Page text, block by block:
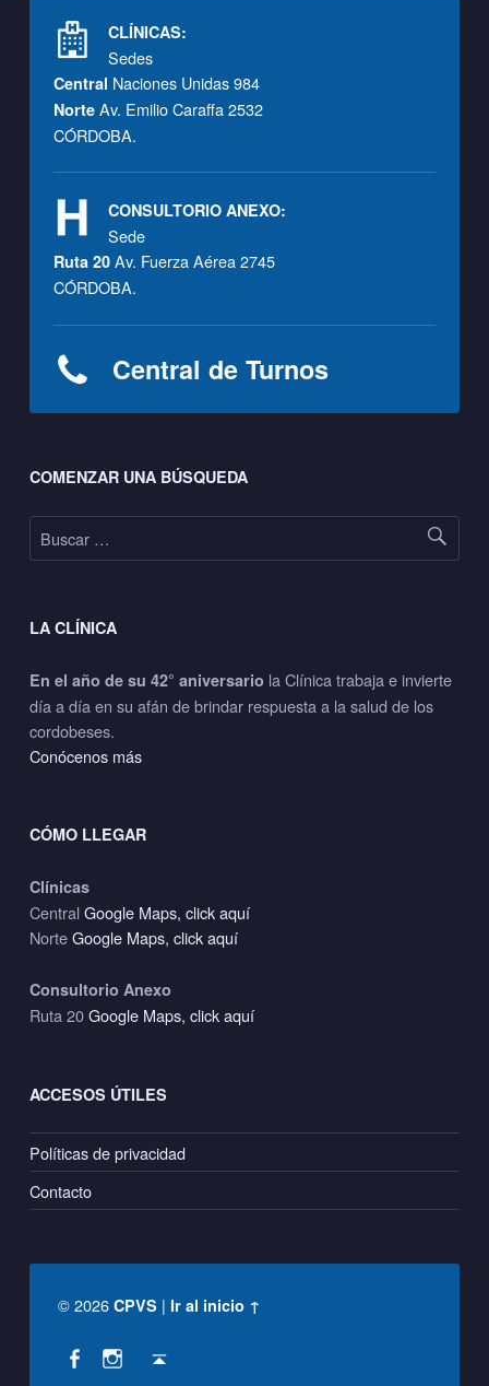
CLÍNICAS:
Sedes
Central Naciones Unidas 984
Norte Av. Emilio Caraffa 2532
CÓRDOBA.
CONSULTORIO ANEXO:
Sede
Ruta 20Av. Fuerza Aérea 2745
CÓRDOBA.
Central de Turnos
COMENZAR UNA BÚSQUEDA
Buscar:
LA CLÍNICA
En el año de su 42° aniversario la Clínica trabaja e invierte
día a día en su afán de brindar respuesta a la salud de los
cordobeses.
Conócenos más
CÓMO LLEGAR
Clínicas
CentralGoogle Maps, click aquí
NorteGoogle Maps, click aquí
Consultorio Anexo
Ruta 20Google Maps, click aquí
ACCESOS ÚTILES
Políticas de privacidad
Contacto
© 2026 CPVS| Ir al inicio ↑
Social Menu